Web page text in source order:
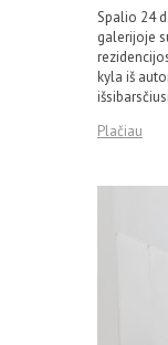
Spalio 24
galerijoje
kyla iš
Plačiau